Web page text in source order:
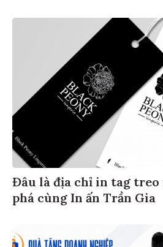
Đâu là địa chỉ in tag
phá cùng In ấn Trần Gia